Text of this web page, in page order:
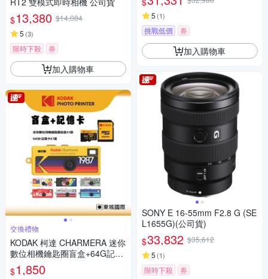
$13,380 $14,084
5 (3)
限時下殺 券
加入購物車
交換禮物
KODAK 柯達 CHARMERA 迷你
數位相機鑰匙圈盲盒+64G記憶
卡組
$1,850
5 (1)
挑戰低價 券
加入購物車
SONY E 16-55mm F2.8 G (SE
L1655G)(公司貨)
$33,832 $35,612
5 (1)
限時下殺 券